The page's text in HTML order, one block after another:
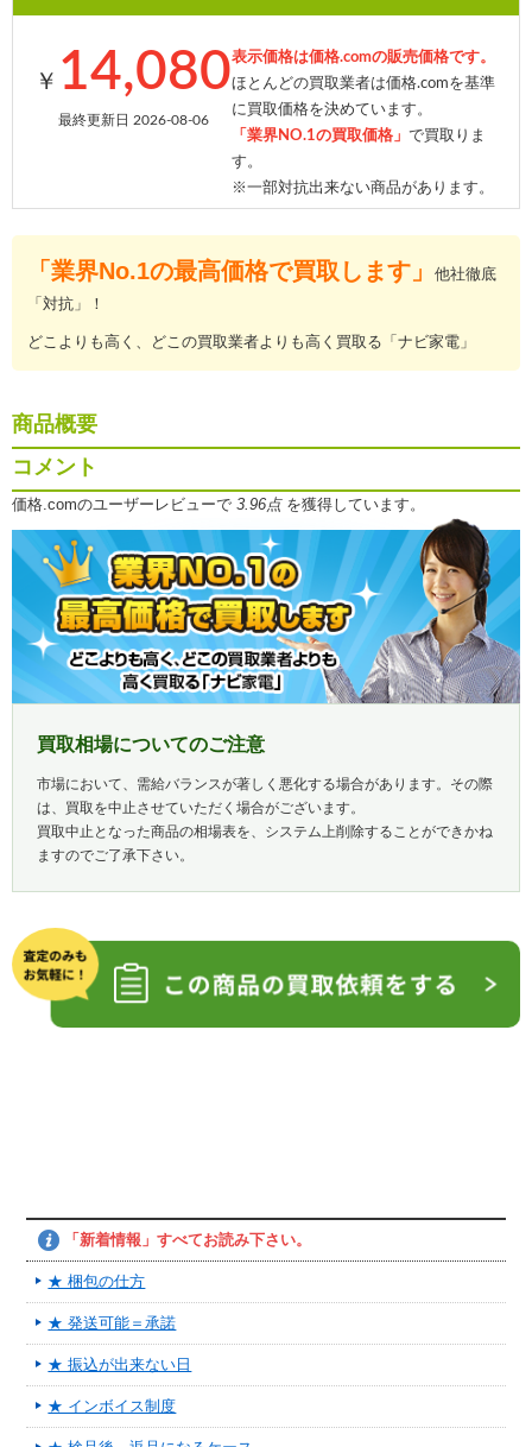
￥ 14,080
最終更新日 2026-08-06
表示価格は価格.comの販売価格です。
ほとんどの買取業者は価格.comを基準
に買取価格を決めています。
「業界NO.1の買取価格」 で買取りま
す。
※一部対抗出来ない商品があります。
「業界No.1の最高価格で買取します」
他社徹底
「対抗」！
どこよりも高く、どこの買取業者よりも高く買取る「ナビ家電」
商品概要
コメント
価格.comのユーザーレビューで 3.96点を獲得しています。
買取相場についてのご注意
市場において、需給バランスが著しく悪化する場合があります。その際
は、買取を中止させていただく場合がございます。
買取中止となった商品の相場表を、システム上削除することができかね
ますのでご了承下さい。
「新着情報」すべてお読み下さい。
★ 梱包の仕方
★ 発送可能＝承諾
★ 振込が出来ない日
★ インボイス制度